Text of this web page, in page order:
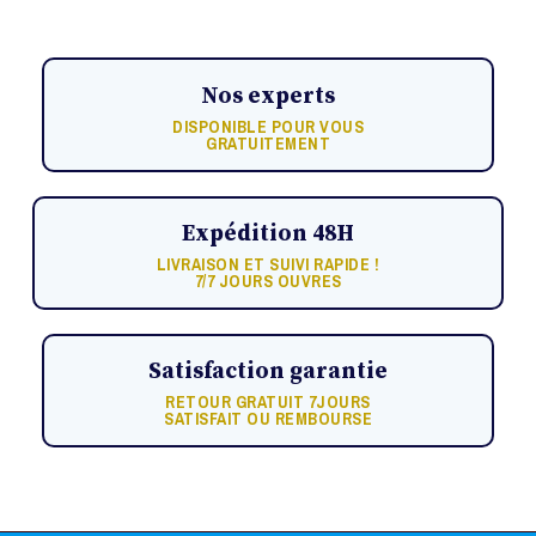
Nos experts
DISPONIBLE POUR VOUS
GRATUITEMENT
Expédition 48H
LIVRAISON ET SUIVI RAPIDE !
7/7 JOURS OUVRES
Satisfaction garantie
RETOUR GRATUIT 7JOURS
SATISFAIT OU REMBOURSE